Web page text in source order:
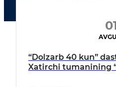
“Dolzarb 40 kun”
Xatirchi tumanining